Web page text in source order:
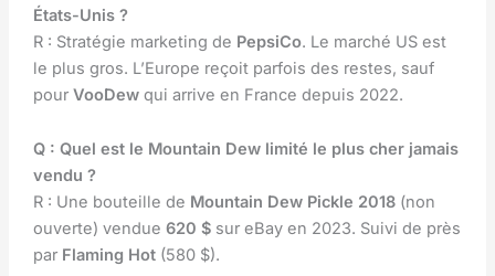
États-Unis ?
R : Stratégie marketing de PepsiCo. Le marché US est
le plus gros. L’Europe reçoit parfois des restes, sauf
pour VooDewqui arrive en France depuis 2022.
Q : Quel est le Mountain Dew limité le plus cher jamais
vendu ?
R : Une bouteille de Mountain Dew Pickle 2018(non
ouverte) vendue 620 $sur eBay en 2023. Suivi de près
par Flaming Hot(580 $).